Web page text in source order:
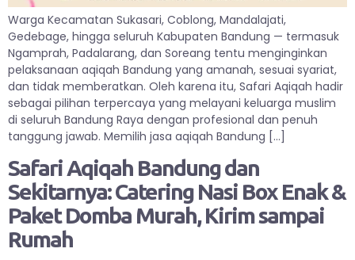
Warga Kecamatan Sukasari, Coblong, Mandalajati,
Gedebage, hingga seluruh Kabupaten Bandung — termasuk
Ngamprah, Padalarang, dan Soreang tentu menginginkan
pelaksanaan aqiqah Bandung yang amanah, sesuai syariat,
dan tidak memberatkan. Oleh karena itu, Safari Aqiqah hadir
sebagai pilihan terpercaya yang melayani keluarga muslim
di seluruh Bandung Raya dengan profesional dan penuh
tanggung jawab. Memilih jasa aqiqah Bandung […]
Safari Aqiqah Bandung dan
Sekitarnya: Catering Nasi Box Enak &
Paket Domba Murah, Kirim sampai
Rumah